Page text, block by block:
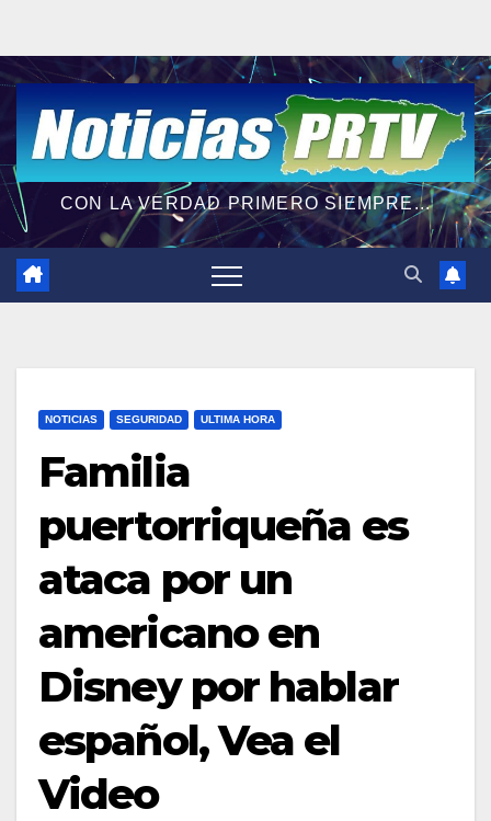
CON LA VERDAD PRIMERO SIEMPRE...
NOTICIAS SEGURIDAD ULTIMA HORA
Familia
puertorriqueña es
ataca por un
americano en
Disney por hablar
español, Vea el
Video